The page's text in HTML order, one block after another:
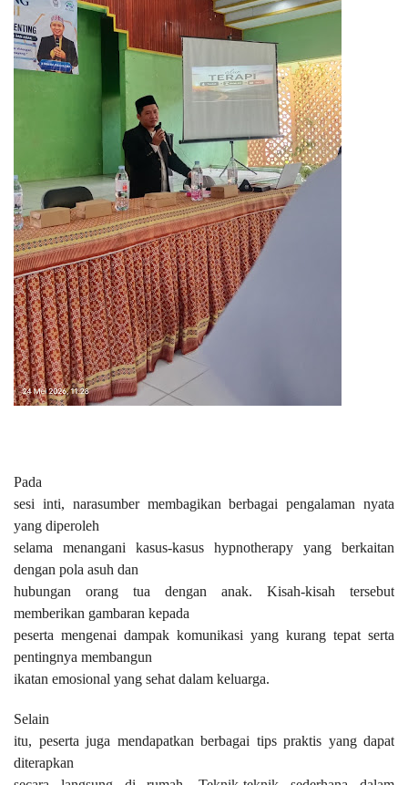
Pada
sesi inti, narasumber membagikan berbagai pengalaman nyata
yang diperoleh
selama menangani kasus-kasus hypnotherapy yang berkaitan
dengan pola asuh dan
hubungan orang tua dengan anak. Kisah-kisah tersebut
memberikan gambaran kepada
peserta mengenai dampak komunikasi yang kurang tepat serta
pentingnya membangun
ikatan emosional yang sehat dalam keluarga.
Selain
itu, peserta juga mendapatkan berbagai tips praktis yang dapat
diterapkan